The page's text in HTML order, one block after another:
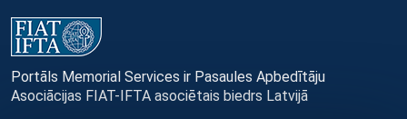
Portāls Memorial Services ir Pasaules Apbedītāju
Asociācijas FIAT-IFTA asociētais biedrs Latvijā